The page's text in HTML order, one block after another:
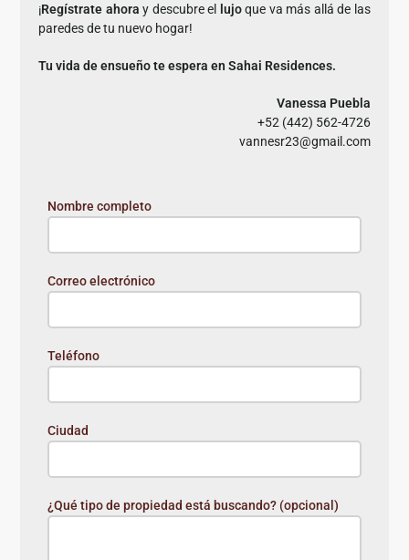
¡Regístrate ahora y descubre el lujoque va más allá de las
paredes de tu nuevo hogar!
Tu vida de ensueño te espera en Sahai Residences.
Vanessa Puebla
+52 (442) 562-4726
vannesr23@gmail.com
Nombre completo
Correo electrónico
Teléfono
Ciudad
¿Qué tipo de propiedad está buscando? (opcional)